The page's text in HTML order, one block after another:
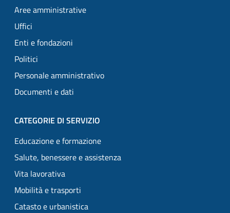
Aree amministrative
Uffici
Enti e fondazioni
Politici
Personale amministrativo
Documenti e dati
CATEGORIE DI SERVIZIO
Educazione e formazione
Salute, benessere e assistenza
Vita lavorativa
Mobilità e trasporti
Catasto e urbanistica